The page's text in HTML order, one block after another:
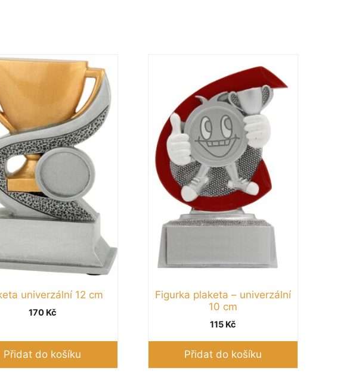
univerzální 12 cm
170 Kč
Přidat do košíku
Figurka plaketa – univerzální
10 cm
115 Kč
Přidat do košíku